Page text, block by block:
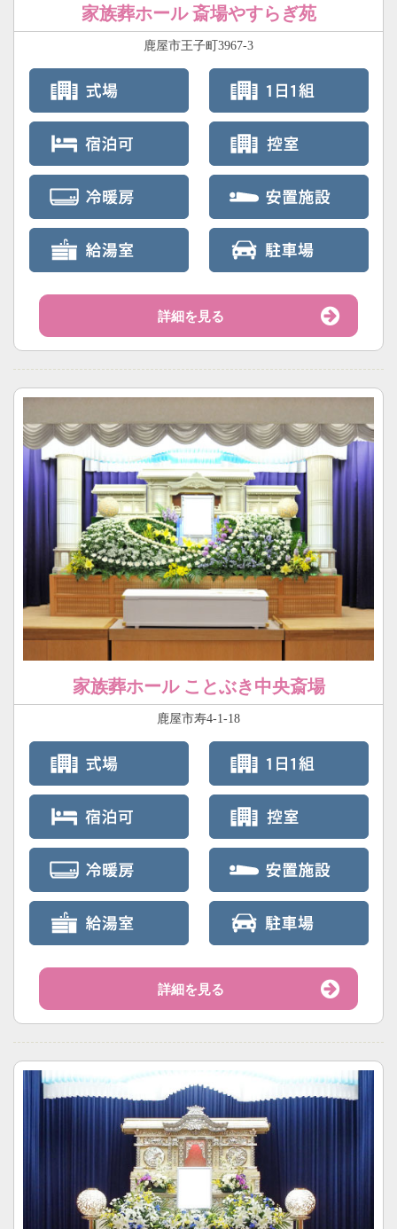
家族葬ホール 斎場やすらぎ苑
鹿屋市王子町3967-3
詳細を見る
家族葬ホール ことぶき中央斎場
鹿屋市寿4-1-18
詳細を見る